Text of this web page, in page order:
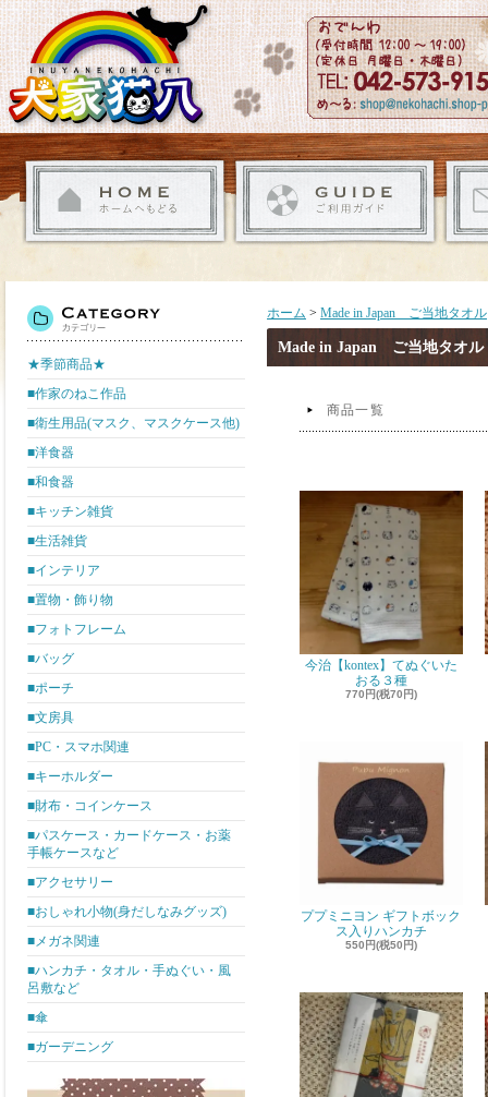
★季節商品★
■作家のねこ作品
■衛生用品(マスク、マスクケース他)
■洋食器
■和食器
■キッチン雑貨
■生活雑貨
■インテリア
■置物・飾り物
■フォトフレーム
■バッグ
■ポーチ
■文房具
■PC・スマホ関連
■キーホルダー
■財布・コインケース
■パスケース・カードケース・お薬
手帳ケースなど
■アクセサリー
■おしゃれ小物(身だしなみグッズ)
■メガネ関連
■ハンカチ・タオル・手ぬぐい・風
呂敷など
■傘
■ガーデニング
ホーム > Made in Japan ご当地タオル
Made in Japan ご当地タオル
商品一覧
今治【kontex】てぬぐいた
おる３種
770円(税70円)
ププミニヨン ギフトボック
ス入りハンカチ
550円(税50円)